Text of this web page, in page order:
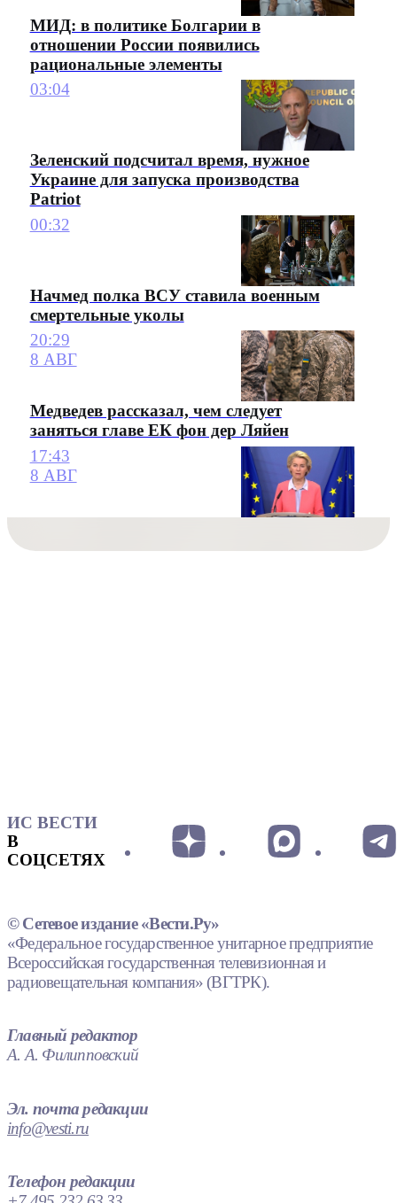
МИД: в политике Болгарии в
отношении России появились
рациональные элементы
03:04
Зеленский подсчитал время, нужное
Украине для запуска производства
Patriot
00:32
Начмед полка ВСУ ставила военным
смертельные уколы
20:29
8 АВГ
Медведев рассказал, чем следует
заняться главе ЕК фон дер Ляйен
17:43
8 АВГ
ИС ВЕСТИ
В
СОЦСЕТЯХ
© Сетевое издание «Вести.Ру»
«Федеральное государственное унитарное предприятие
Всероссийская государственная телевизионная и
радиовещательная компания» (ВГТРК).
Главный редактор
А. А. Филипповский
Эл. почта редакции
info@vesti.ru
Телефон редакции